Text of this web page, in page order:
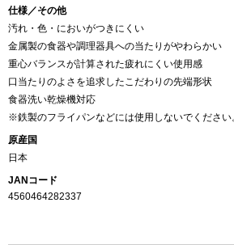
仕様／その他
汚れ・色・においがつきにくい
金属製の食器や調理器具への当たりがやわらかい
重心バランスが計算された疲れにくい使用感
口当たりのよさを追求したこだわりの先端形状
食器洗い乾燥機対応
※鉄製のフライパンなどには使用しないでください
原産国
日本
JANコード
4560464282337